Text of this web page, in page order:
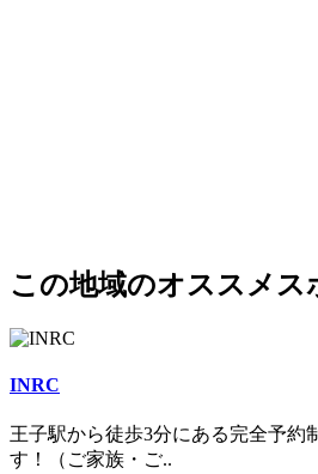
この地域のオススメス
INRC
王子駅から徒歩3分にある完全予約
す！（ご家族・ご..